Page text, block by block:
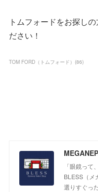
トムフォードをお探し
ださい！
TOM FORD（トムフォード） (86)
「眼鏡って
BLESS（メ
選りすぐっ